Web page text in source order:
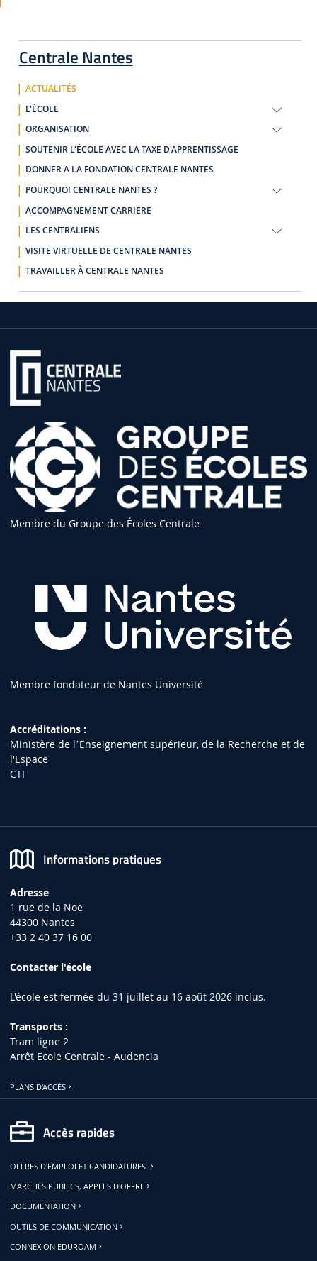
Centrale Nantes
ACTUALITÉS
L'ÉCOLE
ORGANISATION
SOUTENIR L'ÉCOLE AVEC LA TAXE D'APPRENTISSAGE
DONNER A LA FONDATION CENTRALE NANTES
POURQUOI CENTRALE NANTES ?
ACCOMPAGNEMENT CARRIERE
LES CENTRALIENS
VISITE VIRTUELLE DE CENTRALE NANTES
TRAVAILLER À CENTRALE NANTES
Membre du Groupe des Écoles Centrale
Membre fondateur de Nantes Université
Accréditations :
Ministère de lʼEnseignement supérieur, de la Recherche et de
l'Espace
CTI
Informations pratiques
Adresse
1 rue de la Noë
44300 Nantes
+33 2 40 37 16 00
Contacter l'école
L'école est fermée du 31 juillet au 16 août 2026 inclus.
Transports :
Tram ligne 2
Arrêt Ecole Centrale - Audencia
PLANS D'ACCÈS
Accès rapides
OFFRES D'EMPLOI ET CANDIDATURES
MARCHÉS PUBLICS, APPELS D'OFFRE
DOCUMENTATION
OUTILS DE COMMUNICATION
CONNEXION EDUROAM